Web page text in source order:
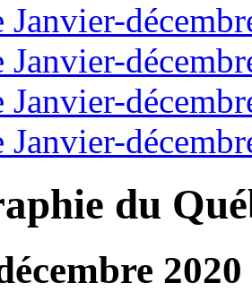
Janvier-
Janvier-
Janvier-
Janvier-
du
2020